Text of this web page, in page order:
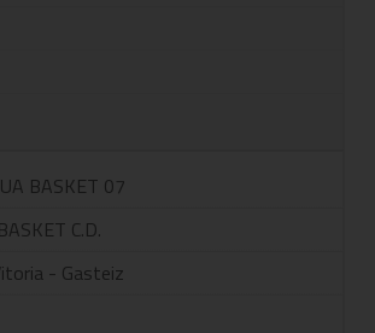
BASKET 07
C.D.
- Gasteiz